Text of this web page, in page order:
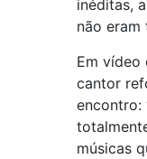
inéditas,
não eram
Em vídeo
cantor
encontro:
músicas